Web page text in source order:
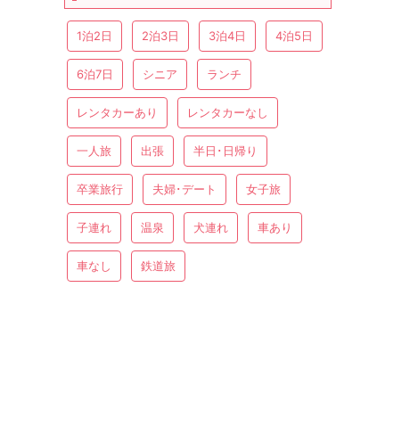
1泊2日 2泊3日 3泊4日 4泊5日
6泊7日 シニア ランチ
レンタカーあり レンタカーなし
一人旅 出張 半日･日帰り
卒業旅行 夫婦･デート 女子旅
子連れ 温泉 犬連れ 車あり
車なし 鉄道旅